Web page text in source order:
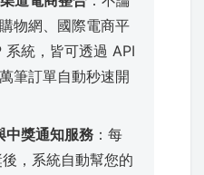
物網、國際電商平
系統，皆可透過 API
筆訂單自動秒速開
中獎通知服務 ：每
，系統自動幫您的